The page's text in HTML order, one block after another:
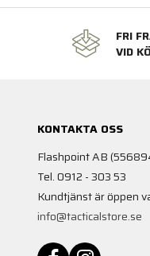
FRI
VID
KONTAKTA OSS
Flashpoint AB
Tel. 0912 - 303 53
Kundtjänst är öppen
info@tacticalstore.se